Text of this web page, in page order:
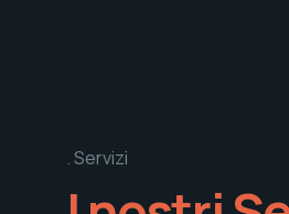
Servizi